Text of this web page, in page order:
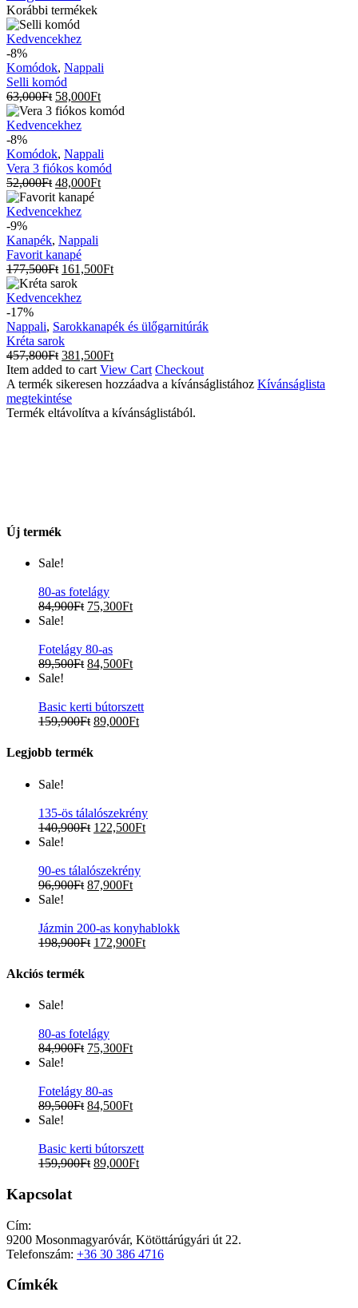
Korábbi termékek
Selli
komód
Kedvencekhez
-8%
Komódok, Nappali
Selli komód
63,000Ft 58,000Ft
Vera
3
fiókos
komód
Kedvencekhez
-8%
Komódok, Nappali
Vera 3 fiókos komód
52,000Ft 48,000Ft
Favorit
kanapé
Kedvencekhez
-9%
Kanapék, Nappali
Favorit kanapé
177,500Ft 161,500Ft
Kréta
sarok
Kedvencekhez
-17%
Nappali, Sarokkanapék és ülőgarnitúrák
Kréta sarok
457,800Ft 381,500Ft
Item added to cart View Cart Checkout
A termék sikeresen hozzáadva a kívánságlistához Kívánságlista
megtekintése
Termék eltávolítva a kívánságlistából.
Új termék
Sale!
80-as fotelágy
84,900Ft 75,300Ft
Sale!
Fotelágy 80-as
89,500Ft 84,500Ft
Sale!
Basic kerti bútorszett
159,900Ft 89,000Ft
Legjobb termék
Sale!
135-ös tálalószekrény
140,900Ft 122,500Ft
Sale!
90-es tálalószekrény
96,900Ft 87,900Ft
Sale!
Jázmin 200-as konyhablokk
198,900Ft 172,900Ft
Akciós termék
Sale!
80-as fotelágy
84,900Ft 75,300Ft
Sale!
Fotelágy 80-as
89,500Ft 84,500Ft
Sale!
Basic kerti bútorszett
159,900Ft 89,000Ft
Kapcsolat
Cím:
9200 Mosonmagyaróvár, Kötöttárúgyári út 22.
Telefonszám: +36 30 386 4716
Címkék